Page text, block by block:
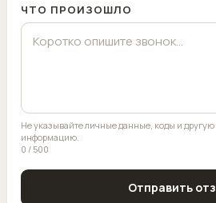
ЧТО ПРОИЗОШЛО
Не указывайте личные данные, коды и
информацию.
0 / 500
Отправить